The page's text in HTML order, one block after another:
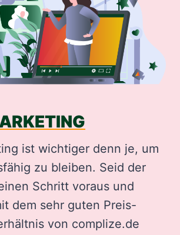
ist wichtiger denn je, um
zu bleiben. Seid der
Schritt voraus und
dem sehr guten Preis-
von complize.de